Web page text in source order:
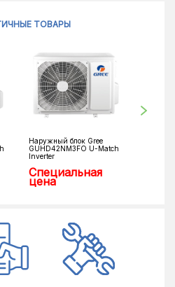
ТОВАРЫ
Наружный блок Gree
GUHD42NM3FO U-Match
Inverter
Специальная
цена